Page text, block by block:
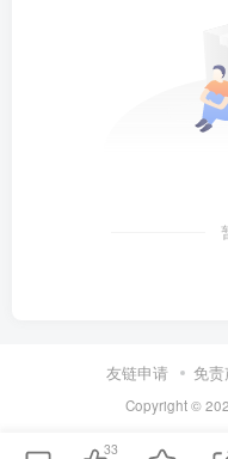
友链申请 免责
Copyright ©
33